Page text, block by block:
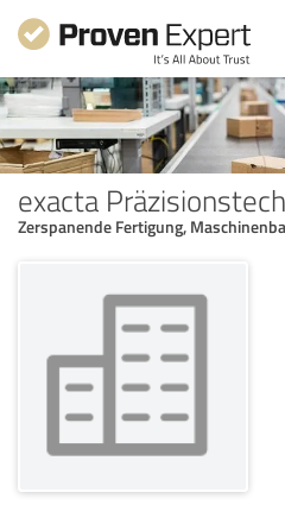
exacta
Zerspanende Fertigung,